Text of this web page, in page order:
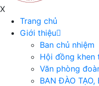
X
Trang chủ
Giới thiệu
Ban chủ nhiệm
Hội đồng khen
Văn phòng
BAN ĐÀO TẠO,